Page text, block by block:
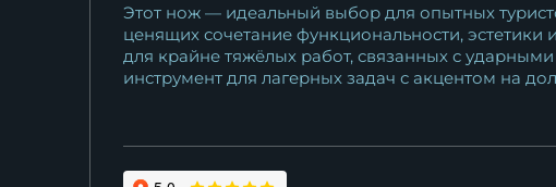
Этот нож — идеальный выбор для опытных
ценящих сочетание функциональности,
для крайне тяжёлых работ, связанных с
инструмент для лагерных задач с акцентом на